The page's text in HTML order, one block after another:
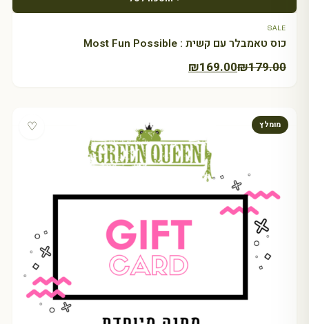
SALE
כוס טאמבלר עם קשית : Most Fun Possible
₪179.00
המחיר
₪179.00.
₪169.00
המחיר
₪169.00.
מומלץ ♡